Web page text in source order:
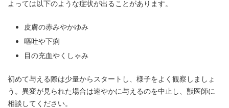
よっては以下のような症状が出ることがあります。
皮膚の赤みやかゆみ
嘔吐や下痢
目の充血やくしゃみ
初めて与える際は少量からスタートし、様子をよく観察しましょ
う。異変が見られた場合は速やかに与えるのを中止し、獣医師に
相談してください。